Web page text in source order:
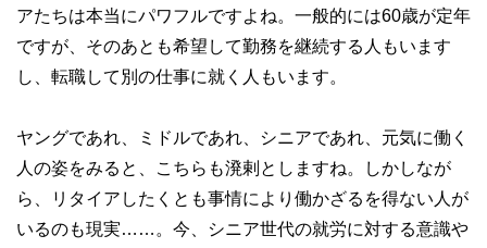
アたちは本当にパワフルですよね。一般的には60歳が定年
ですが、そのあとも希望して勤務を継続する人もいます
し、転職して別の仕事に就く人もいます。
ヤングであれ、ミドルであれ、シニアであれ、元気に働く
人の姿をみると、こちらも溌剌としますね。しかしなが
ら、リタイアしたくとも事情により働かざるを得ない人が
いるのも現実……。今、シニア世代の就労に対する意識や